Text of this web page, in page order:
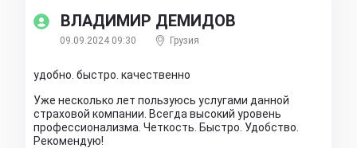
ВЛАДИМИР ДЕМИДОВ
09.09.2024 09:30 Грузия
удобно. быстро. качественно
Уже несколько лет пользуюсь услугами данной
страховой компании. Всегда высокий уровень
профессионализма. Четкость. Быстро. Удобство.
Рекомендую!